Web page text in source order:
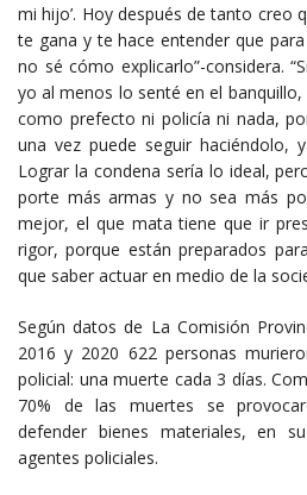
mi hijo’. Hoy después de tanto creo
te gana y te hace entender que
no sé cómo explicarlo”-considera.
yo al menos lo senté en el
como prefecto ni policía ni nada,
una vez puede seguir haciéndolo,
Lograr la condena sería lo ideal,
porte más armas y no sea más
mejor, el que mata tiene que ir
rigor, porque están preparados
que saber actuar en medio de la
Según datos de La Comisión
2016 y 2020 622 personas
policial: una muerte cada 3 días.
70% de las muertes se
defender bienes materiales, en
agentes policiales.